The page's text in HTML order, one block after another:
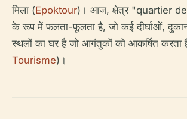
मिला (Epoktour)। आज, क्षेत्र "quartier
के रूप में फलता-फूलता है, जो कई दीर्घाओं,
स्थलों का घर है जो आगंतुकों को आकर्षित करता
Tourisme)।